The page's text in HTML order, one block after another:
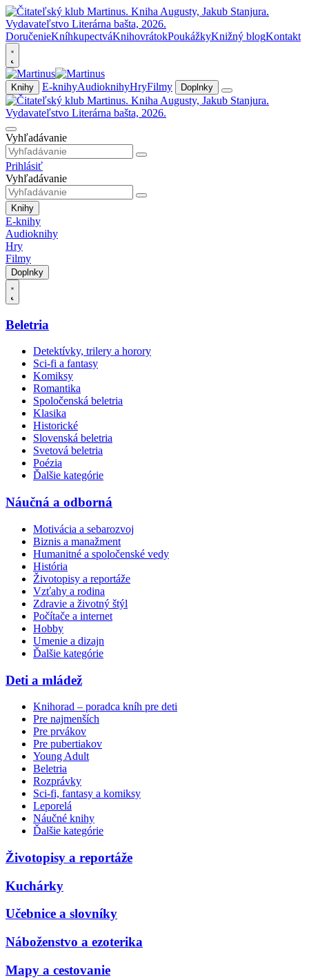
DoručenieKníhkupectváKnihovrátokPoukážkyKnižný blogKontakt
Knihy E-knihyAudioknihyHryFilmy Doplnky
Vyhľadávanie
Prihlásiť
Vyhľadávanie
Knihy
E-knihy
Audioknihy
Hry
Filmy
Doplnky
Beletria
Detektívky, trilery a horory
Sci-fi a fantasy
Komiksy
Romantika
Spoločenská beletria
Klasika
Historické
Slovenská beletria
Svetová beletria
Poézia
Ďalšie kategórie
Náučná a odborná
Motivácia a sebarozvoj
Biznis a manažment
Humanitné a spoločenské vedy
História
Životopisy a reportáže
Vzťahy a rodina
Zdravie a životný štýl
Počítače a internet
Hobby
Umenie a dizajn
Ďalšie kategórie
Deti a mládež
Knihorad – poradca kníh pre deti
Pre najmenších
Pre prvákov
Pre pubertiakov
Young Adult
Beletria
Rozprávky
Sci-fi, fantasy a komiksy
Leporelá
Náučné knihy
Ďalšie kategórie
Životopisy a reportáže
Kuchárky
Učebnice a slovníky
Náboženstvo a ezoterika
Mapy a cestovanie